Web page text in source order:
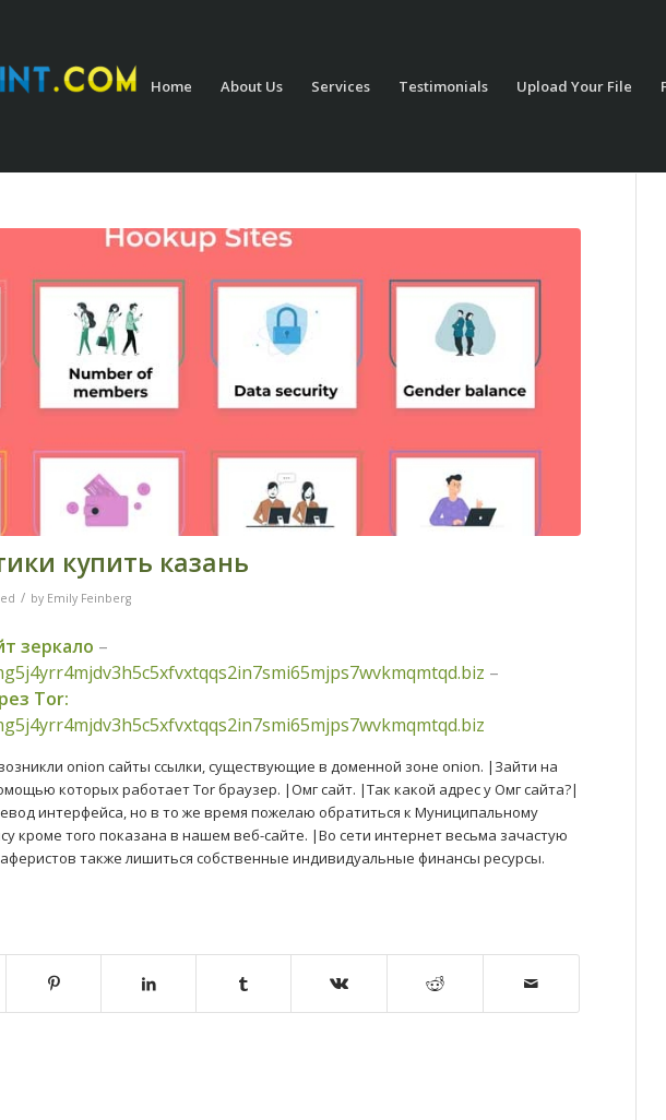
Home About Us Services Testimonials Upload Your File
купить казань
/ by Emily Feinberg
зеркало –
–
Tor:
onion сайты ссылки, существующие в доменной зоне onion. |Зайти на
которых работает Tor браузер. |Омг сайт. |Так какой адрес у Омг сайта?|
интерфейса, но в то же время пожелаю обратиться к Муниципальному
кроме того показана в нашем веб-сайте. |Во сети интернет весьма зачастую
также лишиться собственные индивидуальные финансы ресурсы.